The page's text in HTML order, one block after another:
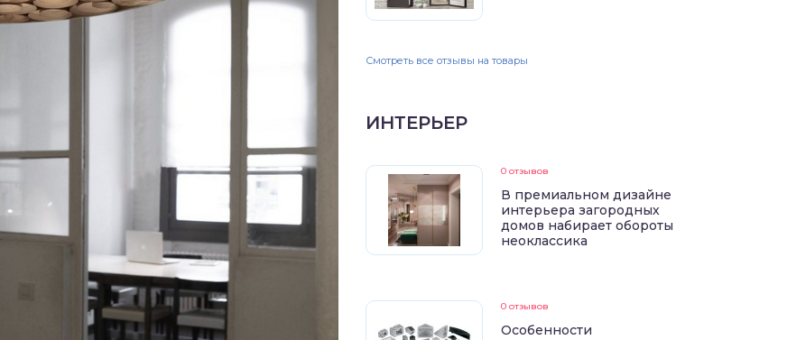
Смотреть все отзывы на товары
ИНТЕРЬЕР
0 отзывов
В премиальном дизайне
интерьера загородных
домов набирает обороты
неоклассика
0 отзывов
Особенности